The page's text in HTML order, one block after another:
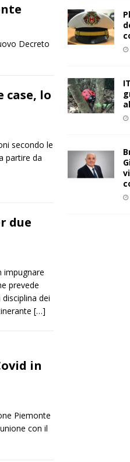
Decreto
case, lo
secondo le
partire da
due
impugnare
prevede
dei
[…]
in
Piemonte
con il